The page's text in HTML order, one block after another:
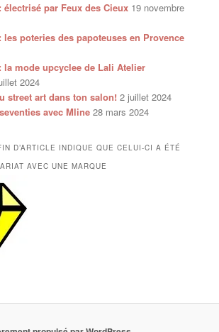
électrisé par Feux des Cieux 19 novembre
les poteries des papoteuses en Provence
la mode upcyclee de Lali Atelier
2024
street art dans ton salon! 2 juillet 2024
avec Mline 28 mars 2024
D’ARTICLE INDIQUE QUE CELUI-CI A ÉTÉ
AVEC UNE MARQUE